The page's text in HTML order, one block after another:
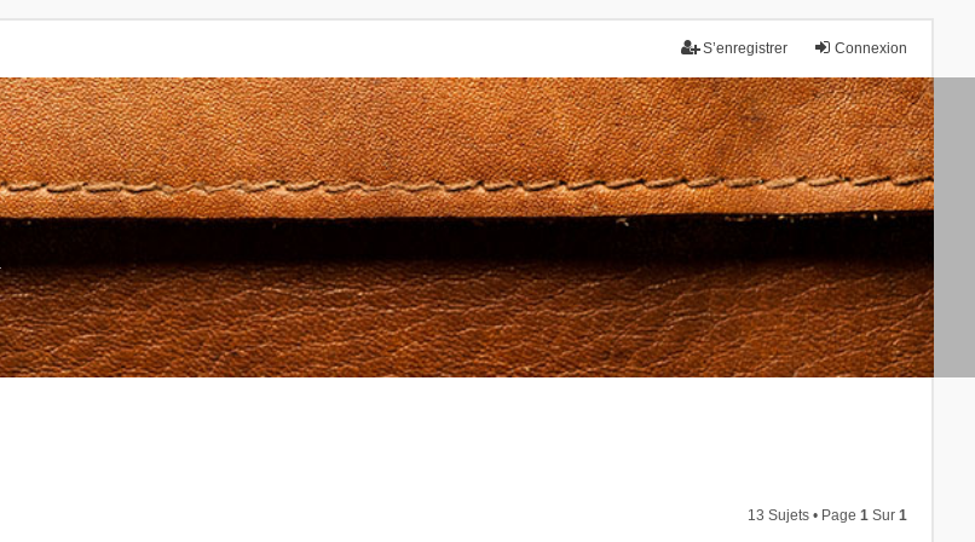
Connexion
S’enregistrer
13 Sujets • Page1 Sur1